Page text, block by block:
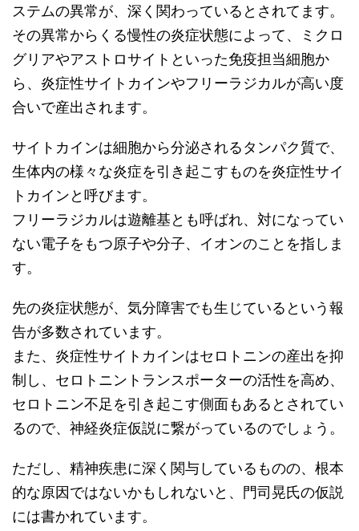
ステムの異常が、深く関わっているとされてます。
その異常からくる慢性の炎症状態によって、ミクロ
グリアやアストロサイトといった免疫担当細胞か
ら、炎症性サイトカインやフリーラジカルが高い度
合いで産出されます。
サイトカインは細胞から分泌されるタンパク質で、
生体内の様々な炎症を引き起こすものを炎症性サイ
トカインと呼びます。
フリーラジカルは遊離基とも呼ばれ、対になってい
ない電子をもつ原子や分子、イオンのことを指しま
す。
先の炎症状態が、気分障害でも生じているという報
告が多数されています。
また、炎症性サイトカインはセロトニンの産出を抑
制し、セロトニントランスポーターの活性を高め、
セロトニン不足を引き起こす側面もあるとされてい
るので、神経炎症仮説に繋がっているのでしょう。
ただし、精神疾患に深く関与しているものの、根本
的な原因ではないかもしれないと、門司晃氏の仮説
には書かれています。